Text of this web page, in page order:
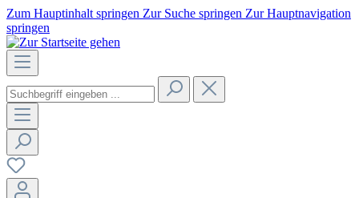
Zum Hauptinhalt springen Zur Suche springen Zur Hauptnavigation
springen